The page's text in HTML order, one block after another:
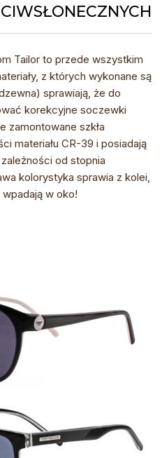
Tailor to przede wszystkim
z których wykonane są
sprawiają, że do
korekcyjne soczewki
zamontowane szkła
materiału CR-39 i posiadają
od stopnia
kolorystyka sprawia z kolei,
w oko!